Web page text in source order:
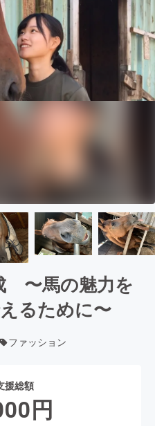
〜馬の魅力を
るために〜
ファッション
援総額
円